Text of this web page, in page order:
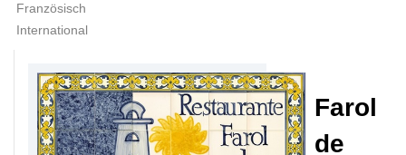
Französisch
International
Farol
de